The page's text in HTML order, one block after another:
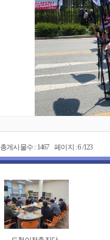
총게시물수 : 1467 페이지 : 6 /123